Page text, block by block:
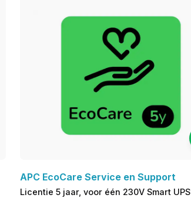
APC EcoCare Service en Support
Licentie 5 jaar, voor één 230V Smart UPS